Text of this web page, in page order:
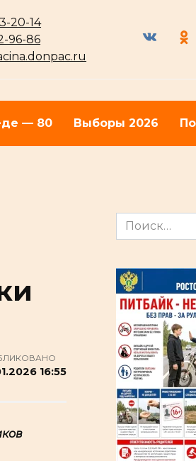
20-14
96-86
— 80 Выборы 2026
16:55
Search
for: